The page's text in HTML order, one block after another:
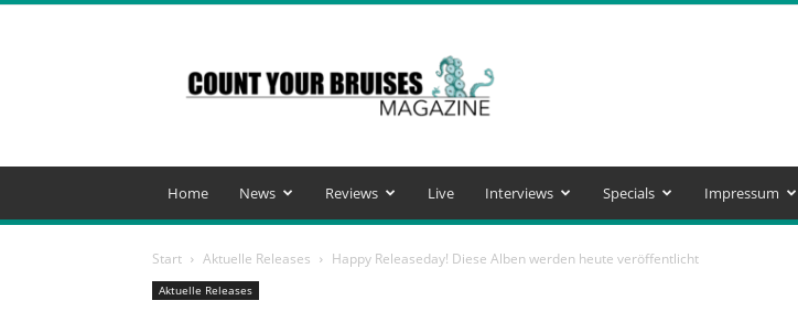
Your
Bruises
Magazine
Home News Reviews Live Interviews Specials Impressum
Start Aktuelle Releases Happy Releaseday! Diese Alben werden heute veröffentlicht
Aktuelle Releases